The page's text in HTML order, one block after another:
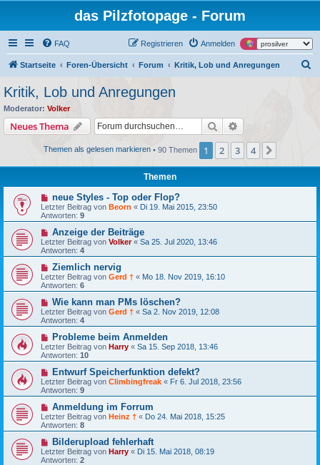
das Pilzfotopage - Forum
FAQ Anmelden
Registrieren
Startseite Foren-Übersicht Forum Kritik, Lob und Anregungen
Kritik, Lob und Anregungen
Moderator: Volker
Neues Thema Suche
Themen als gelesen markieren • 90 Themen 1 2 3 4
Themen
neue Styles - Top oder Flop?
Letzter Beitrag von Beorn « Di 19. Mai 2015, 23:50
Antworten: 9
Anzeige der Beiträge
Letzter Beitrag von Volker« Sa 25. Jul 2020, 13:46
Antworten: 4
Ziemlich nervig
Letzter Beitrag von Gerd † « Mo 18. Nov 2019, 16:10
Antworten: 6
Wie kann man PMs löschen?
Letzter Beitrag von Gerd † « Sa 2. Nov 2019, 12:08
Antworten: 4
Probleme beim Anmelden
Letzter Beitrag von Harry « Sa 15. Sep 2018, 13:46
Antworten: 10
Entwurf Speicherfunktion defekt?
Letzter Beitrag von Climbingfreak « Fr 6. Jul 2018, 23:56
Antworten: 9
Anmeldung im Forrum
Letzter Beitrag von Heinz † « Do 24. Mai 2018, 15:25
Antworten: 8
Bilderupload fehlerhaft
Letzter Beitrag von Harry « Di 15. Mai 2018, 08:19
Antworten: 2